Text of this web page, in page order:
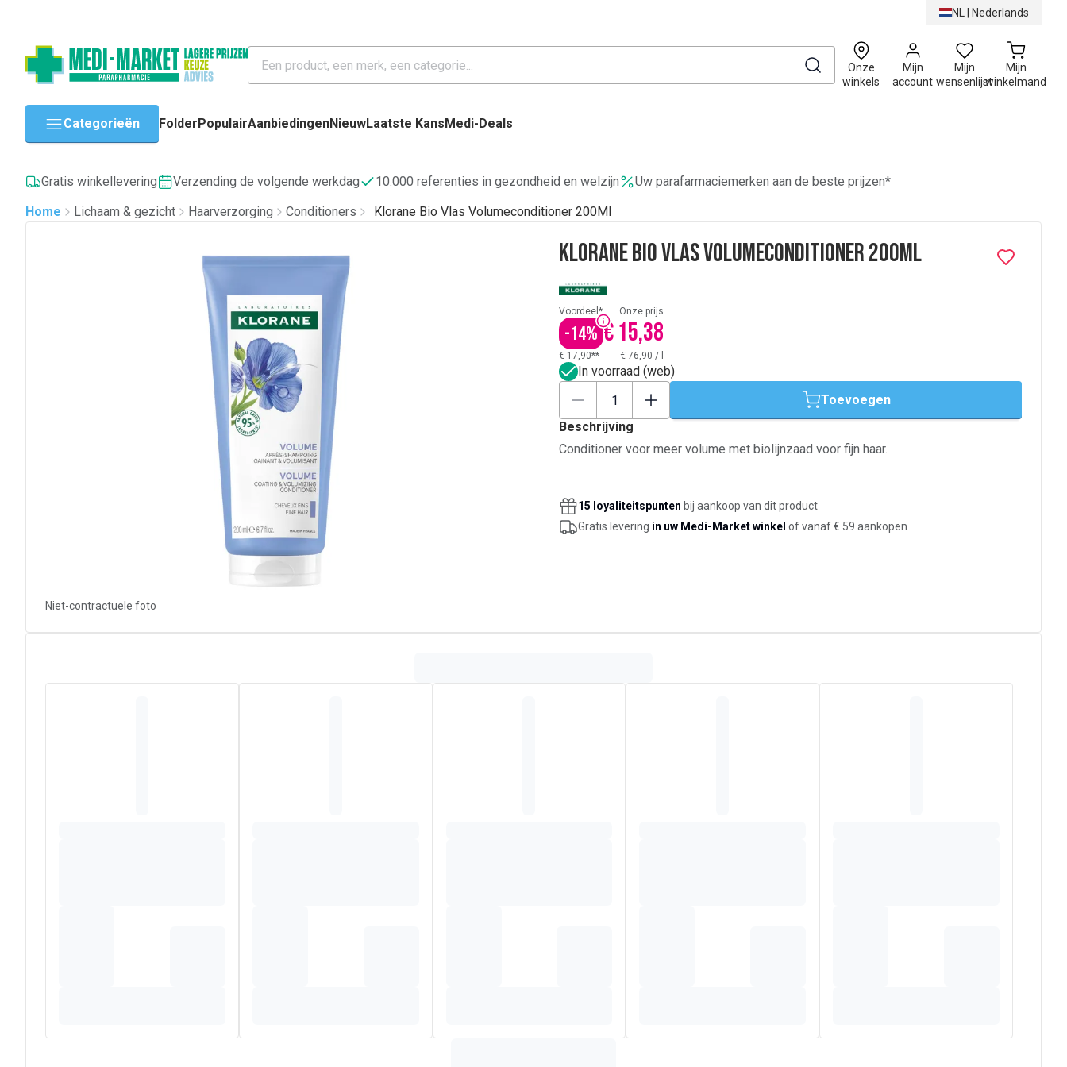
NL | Nederlands
Onze
winkels
Mijn
account
Mijn
wensenlijst
Mijn
winkelmand
0
Categorieën FolderPopulairAanbiedingenNieuwLaatste KansMedi-Deals
Gratis winkellevering Verzending de volgende werkdag 10.000 referenties in gezondheid en welzijn
Uw parafarmaciemerken aan de beste prijzen*
Home
Lichaam & gezicht Haarverzorging Conditioners Klorane Bio Vlas Volumeconditioner 200Ml
Niet-contractuele foto
Klorane Bio Vlas Volumeconditioner 200Ml
Voordeel*
-14%
Onze prijs
€ 15,38
€ 17,90** € 76,90 /
In voorraad (web)
Toevoegen
Beschrijving
Conditioner voor meer volume met biolijnzaad voor fijn haar.
15 loyaliteitspunten bij aankoop van dit product
Gratis levering in uw Medi-Market winkel of vanaf € 59 aankopen